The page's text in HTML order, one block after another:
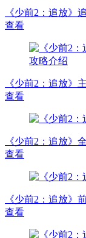
《少前2：追放》
查看
《少前2：追放》
查看
《少前2：追放》
查看
《少前2：追放》
查看